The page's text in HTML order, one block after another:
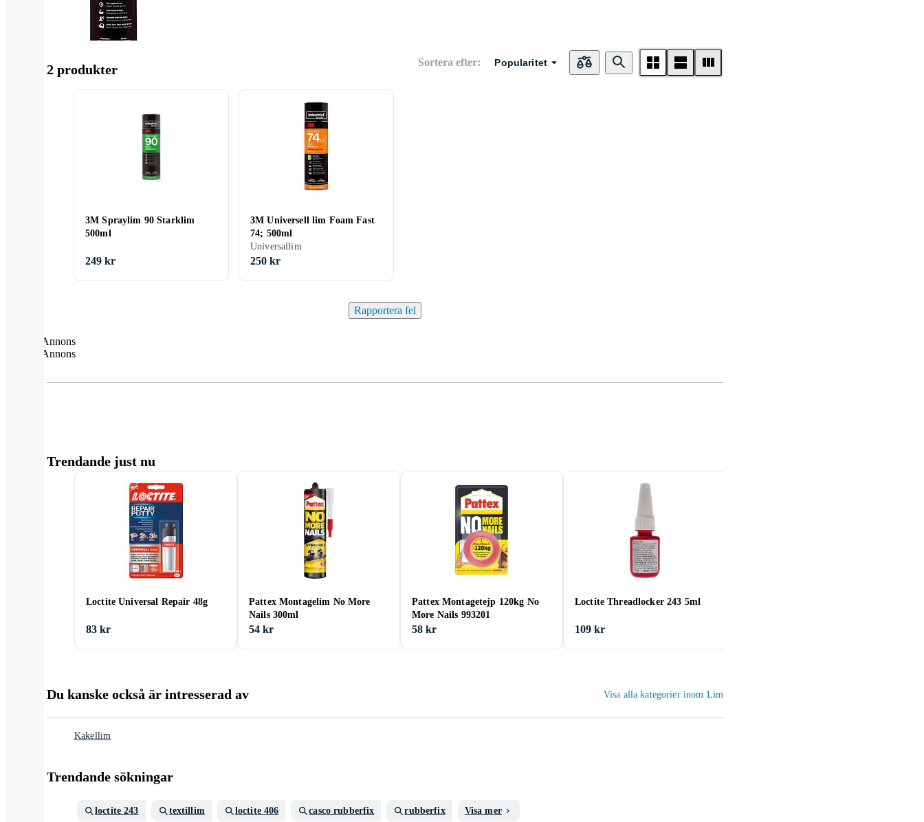
Universallim
2 produkter Sortera efter: Popularitet
3M Spraylim 90 Starklim
500ml
249 kr
3M Universell lim Foam Fast
74; 500ml
Universallim
250 kr
Rapportera fel
Annons
Annons
Trendande just nu
Loctite Universal Repair 48g
83 kr
Pattex Montagelim No More
Nails 300ml
54 kr
Pattex Montagetejp 120kg No
More Nails 993201
58 kr
Loctite Threadlocker 243 5ml
109 kr
Du kanske också är intresserad av Visa alla kategorier inom Lim
Kakellim
Trendande sökningar
loctite 243 textillim loctite 406 casco rubberfix rubberfix Visa mer